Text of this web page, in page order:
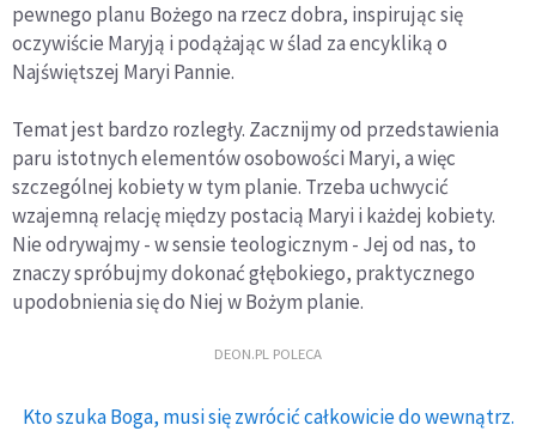
pewnego planu Bożego na rzecz dobra, inspirując się
oczywiście Maryją i podążając w ślad za encykliką o
Najświętszej Maryi Pannie.
Temat jest bardzo rozległy. Zacznijmy od przedstawienia
paru istotnych elementów osobowości Maryi, a więc
szczególnej kobiety w tym planie. Trzeba uchwycić
wzajemną relację między postacią Maryi i każdej kobiety.
Nie odrywajmy - w sensie teologicznym - Jej od nas, to
znaczy spróbujmy dokonać głębokiego, praktycznego
upodobnienia się do Niej w Bożym planie.
DEON.PL POLECA
Kto szuka Boga, musi się zwrócić całkowicie do wewnątrz.